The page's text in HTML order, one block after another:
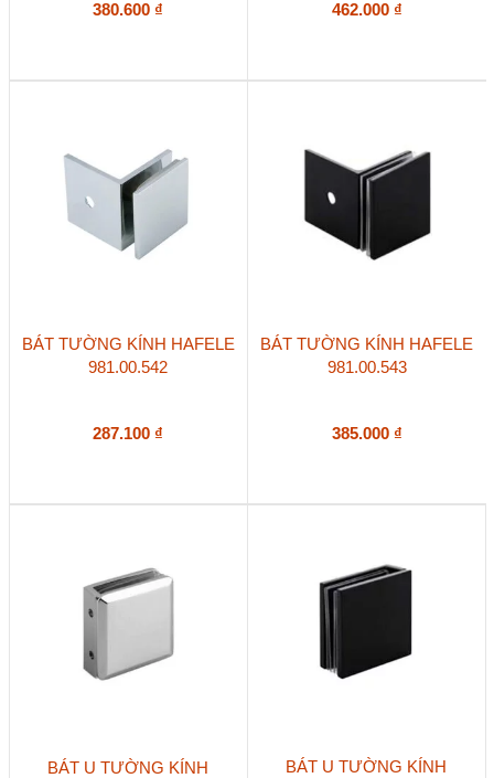
380.600 ₫ 462.000 ₫
BÁT TƯỜNG KÍNH HAFELE
981.00.542
287.100 ₫
BÁT TƯỜNG KÍNH HAFELE
981.00.543
385.000 ₫
BÁT U TƯỜNG KÍNH
BÁT U TƯỜNG KÍNH